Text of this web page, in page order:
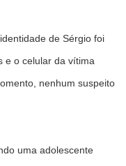
de Sérgio foi
e o celular da vítima
nenhum suspeito
uma adolescente